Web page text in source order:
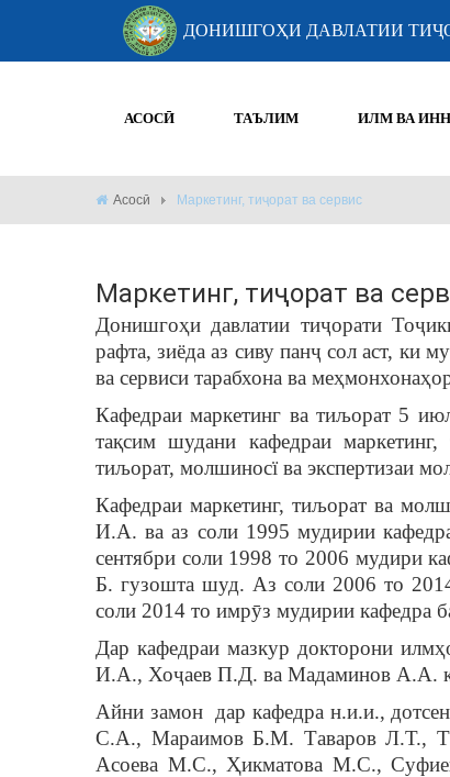
ДОНИШГОҲИ ДАВЛАТИИ
АСОСӢ ТАЪЛИМ ИЛМ ВА
Асосӣ Маркетинг, тиҷорат ва сервис
Маркетинг, тиҷорат ва
Донишгоҳи давлатии тиҷорати
рафта, зиёда аз сиву панҷ сол аст, ки
ва сервиси тарабхона ва
Кафедраи маркетинг ва тиљорат 5
тақсим шудани кафедраи
тиљорат, молшиносї ва экспертизаи
Кафедраи маркетинг, тиљорат ва
И.А. ва аз соли 1995 мудирии
сентябри соли 1998 то 2006 мудири
Б. гузошта шуд. Аз соли 2006 то
соли 2014 то имрӯз мудирии кафедра
Дар кафедраи мазкур докторони
И.А., Хоҷаев П.Д. ва Мадаминов А.А.
Айни замон дар кафедра н.и.и.,
С.А., Мараимов Б.М. Таваров Л.Т.,
Асоева М.С., Ҳикматова М.С.,